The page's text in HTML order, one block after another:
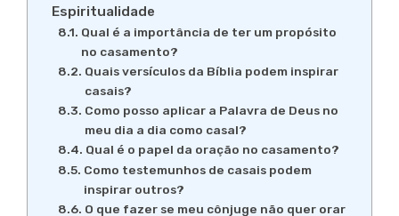
Espiritualidade
Qual é a importância de ter um propósito
no casamento?
Quais versículos da Bíblia podem inspirar
casais?
Como posso aplicar a Palavra de Deus no
meu dia a dia como casal?
Qual é o papel da oração no casamento?
Como testemunhos de casais podem
inspirar outros?
O que fazer se meu cônjuge não quer orar